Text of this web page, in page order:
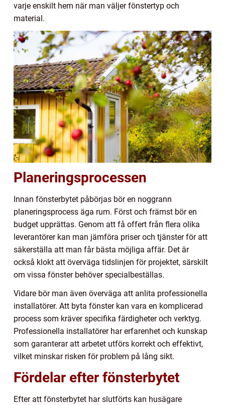
varje enskilt hem när man väljer fönstertyp och
material.
Planeringsprocessen
Innan fönsterbytet påbörjas bör en noggrann
planeringsprocess äga rum. Först och främst bör en
budget upprättas. Genom att få offert från flera olika
leverantörer kan man jämföra priser och tjänster för att
säkerställa att man får bästa möjliga affär. Det är
också klokt att överväga tidslinjen för projektet, särskilt
om vissa fönster behöver specialbeställas.
Vidare bör man även överväga att anlita professionella
installatörer. Att byta fönster kan vara en komplicerad
process som kräver specifika färdigheter och verktyg.
Professionella installatörer har erfarenhet och kunskap
som garanterar att arbetet utförs korrekt och effektivt,
vilket minskar risken för problem på lång sikt.
Fördelar efter fönsterbytet
Efter att fönsterbytet har slutförts kan husägare